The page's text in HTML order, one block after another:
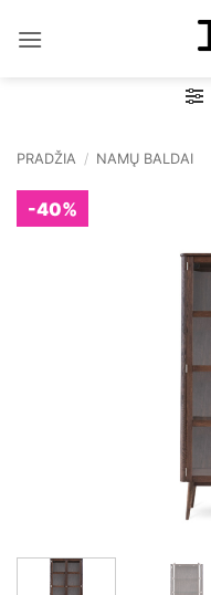
PRADŽIA / NAMŲ BALDAI
-40%